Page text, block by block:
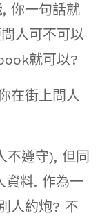
你一句話就
人可不可以
就可以?
在街上問人
不遵守), 但同
資料. 作為一
人約炮? 不